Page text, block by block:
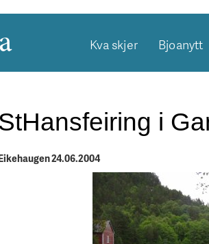
Kva skjer Bjoanytt
i
24.06.2004